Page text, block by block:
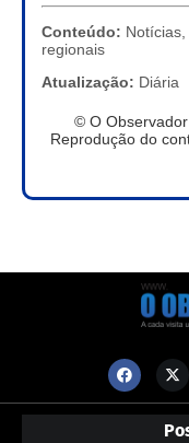
Conteúdo:
regionais
Atualização: Diária
© O
Reprodução do